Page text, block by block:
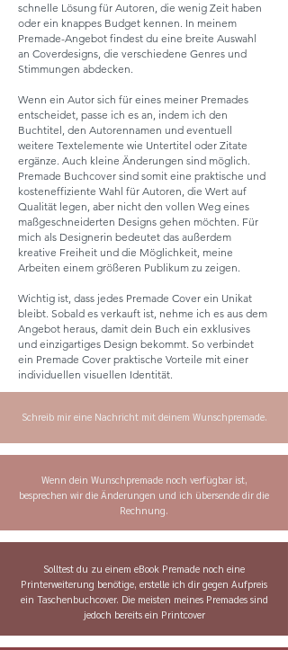
schnelle Lösung für Autoren, die wenig Zeit haben
oder ein knappes Budget kennen. In meinem
Premade-Angebot findest du eine breite Auswahl
an Coverdesigns, die verschiedene Genres und
Stimmungen abdecken.
Wenn ein Autor sich für eines meiner Premades
entscheidet, passe ich es an, indem ich den
Buchtitel, den Autorennamen und eventuell
weitere Textelemente wie Untertitel oder Zitate
ergänze. Auch kleine Änderungen sind möglich.
Premade Buchcover sind somit eine praktische und
kosteneffiziente Wahl für Autoren, die Wert auf
Qualität legen, aber nicht den vollen Weg eines
maßgeschneiderten Designs gehen möchten. Für
mich als Designerin bedeutet das außerdem
kreative Freiheit und die Möglichkeit, meine
Arbeiten einem größeren Publikum zu zeigen.
Wichtig ist, dass jedes Premade Cover ein Unikat
bleibt. Sobald es verkauft ist, nehme ich es aus dem
Angebot heraus, damit dein Buch ein exklusives
und einzigartiges Design bekommt. So verbindet
ein Premade Cover praktische Vorteile mit einer
individuellen visuellen Identität.
Schreib mir eine Nachricht mit deinem Wunschpremade.
Wenn dein Wunschpremade noch verfügbar ist,
besprechen wir die Änderungen und ich übersende dir die
Rechnung.
Solltest du zu einem eBook Premade noch eine
Printerweiterung benötige, erstelle ich dir gegen Aufpreis
ein Taschenbuchcover. Die meisten meines Premades sind
jedoch bereits ein Printcover